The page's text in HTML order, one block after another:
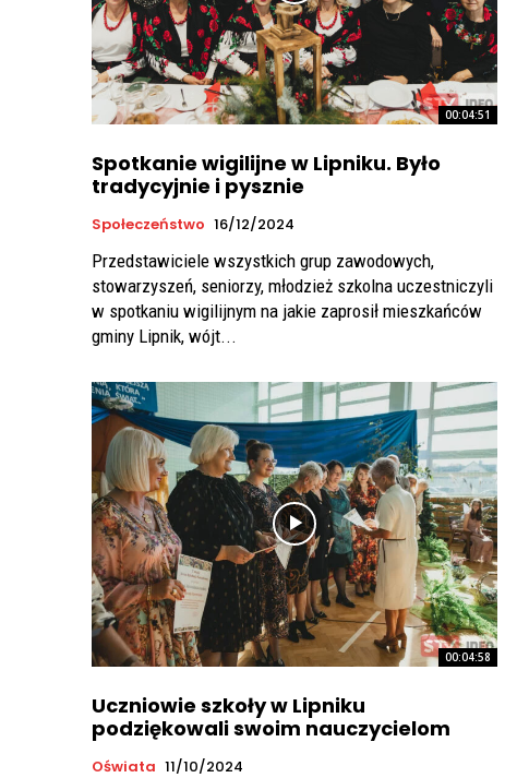
00:04:51
Spotkanie wigilijne w Lipniku. Było
tradycyjnie i pysznie
Społeczeństwo 16/12/2024
Przedstawiciele wszystkich grup zawodowych,
stowarzyszeń, seniorzy, młodzież szkolna uczestniczyli
w spotkaniu wigilijnym na jakie zaprosił mieszkańców
gminy Lipnik, wójt...
00:04:58
Uczniowie szkoły w Lipniku
podziękowali swoim nauczycielom
Oświata 11/10/2024